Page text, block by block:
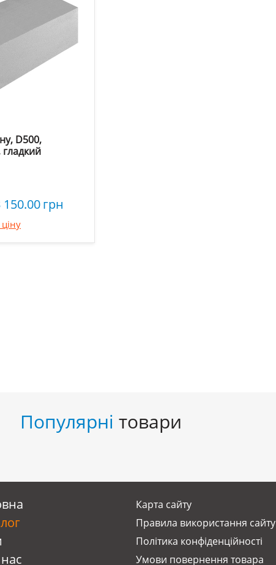
D500,
150.00грн
Популярні товари
Карта сайту
Правила використання сайту
Політика конфіденційності
Умови повернення товарa